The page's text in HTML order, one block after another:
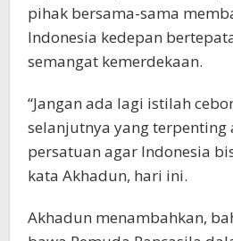
pihak bersama-sama
Indonesia kedepan
semangat kemerdekaan.
“Jangan ada lagi istilah
selanjutnya yang terpenting
persatuan agar Indonesia
kata Akhadun, hari ini.
Akhadun menambahkan,